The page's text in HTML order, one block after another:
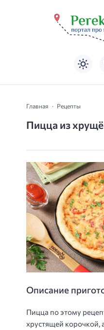
Главная Рецепты
Пицца из
Описание
Пицца по этому
хрустящей корочкой,